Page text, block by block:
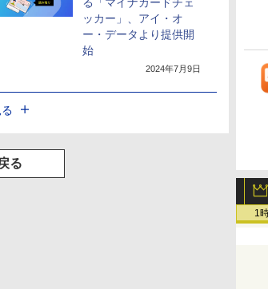
1
る「マイナカードチェ
ッカー」、アイ・オ
ー・データより提供開
始
2024年7月9日
る